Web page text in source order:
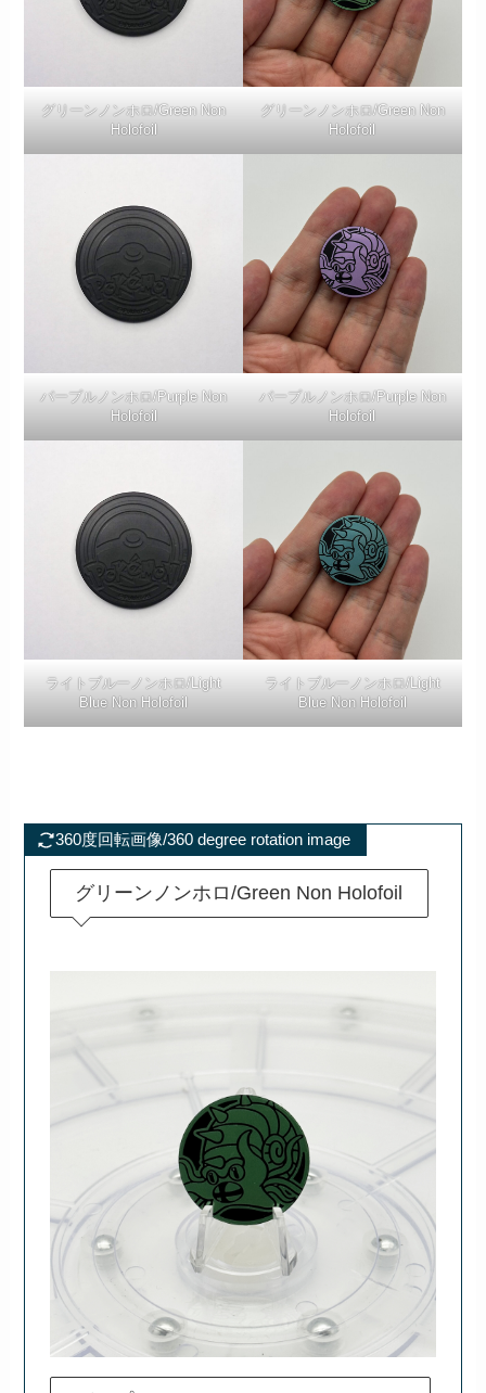
グリーンノンホロ/Green Non
Holofoil
グリーンノンホロ/Green Non
Holofoil
パープルノンホロ/Purple Non
Holofoil
パープルノンホロ/Purple Non
Holofoil
ライトブルーノンホロ/Light
Blue Non Holofoil
ライトブルーノンホロ/Light
Blue Non Holofoil
360度回転画像/360 degree rotation image
グリーンノンホロ/Green Non Holofoil